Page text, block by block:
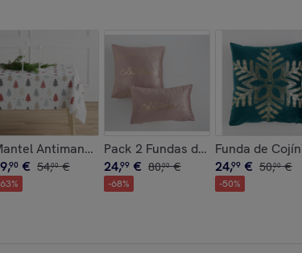
relleno 45x45 .
Antimanchas 100% Algodón Brindis Nordic
,90 € 54,00 €
63%
Pack 2 Fundas de Cojín
24,99 € 80,00 €
-68%
Funda de
24,99 € 50,00 €
-50%